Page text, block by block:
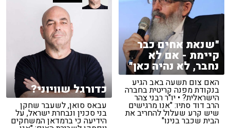
"שנאת אחים כבר
קיימת - אם לא
נחבר, לא נהיה כאן"
האם צום תשעה באב הגיע
בנקודת מפנה קריטית בחברה
הישראלית? • יו"ר רבני צהר
הרב דוד סתיו: "אנו מרגישים
שיש קרע שעלול להחריב את
הבית שכבר בנינו"
כדורגל שוויוני?
עבאס סואן, לשעבר שחקן
בני סכנין ונבחרת ישראל, על
הידיעה כי ברמדאן המשחקים